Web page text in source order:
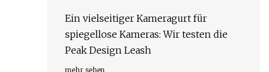
Ein vielseitiger Kameragurt für
spiegellose Kameras: Wir testen die
Peak Design Leash
mehr sehen